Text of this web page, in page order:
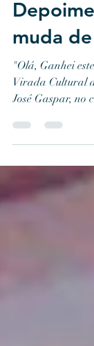
Dodô Silva
9 de abr. de
muda
"Olá, Ganhei
Virada Cultural